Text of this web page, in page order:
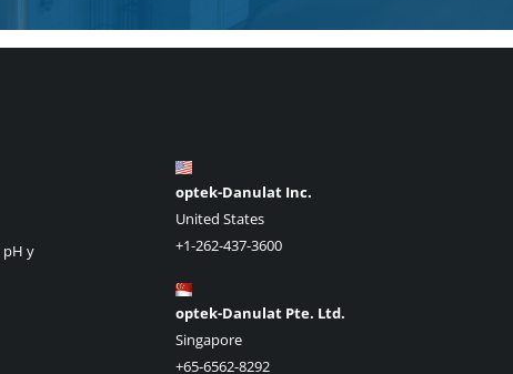
pH y
optek-Danulat Inc.
United States
+1-262-437-3600
optek-Danulat Pte. Ltd.
Singapore
+65-6562-8292